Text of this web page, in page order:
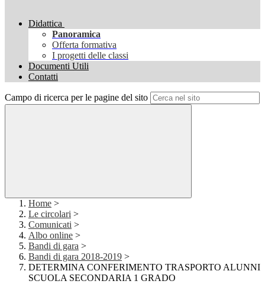
Didattica
Panoramica
Offerta formativa
I progetti delle classi
Documenti Utili
Contatti
Campo di ricerca per le pagine del sito
Home >
Le circolari >
Comunicati >
Albo online >
Bandi di gara >
Bandi di gara 2018-2019 >
DETERMINA CONFERIMENTO TRASPORTO ALUNNI
SCUOLA SECONDARIA 1 GRADO